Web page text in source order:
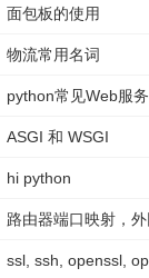
面包板的使用
物流常用名词
python常见Web服
ASGI 和 WSGI
hi python
路由器端口映射，
ssl, ssh, openssl,